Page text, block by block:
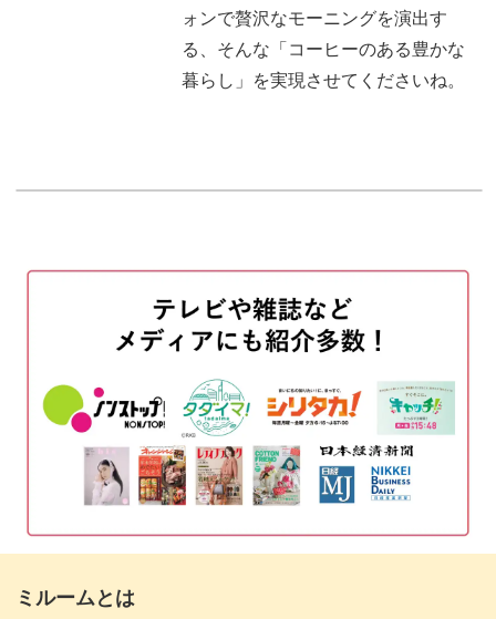
ォンで贅沢なモーニングを演出す
る、そんな「コーヒーのある豊かな
暮らし」を実現させてくださいね。
ミルームとは